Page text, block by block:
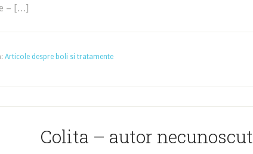
– […]
Articole despre boli si tratamente
Colita – autor necunoscut